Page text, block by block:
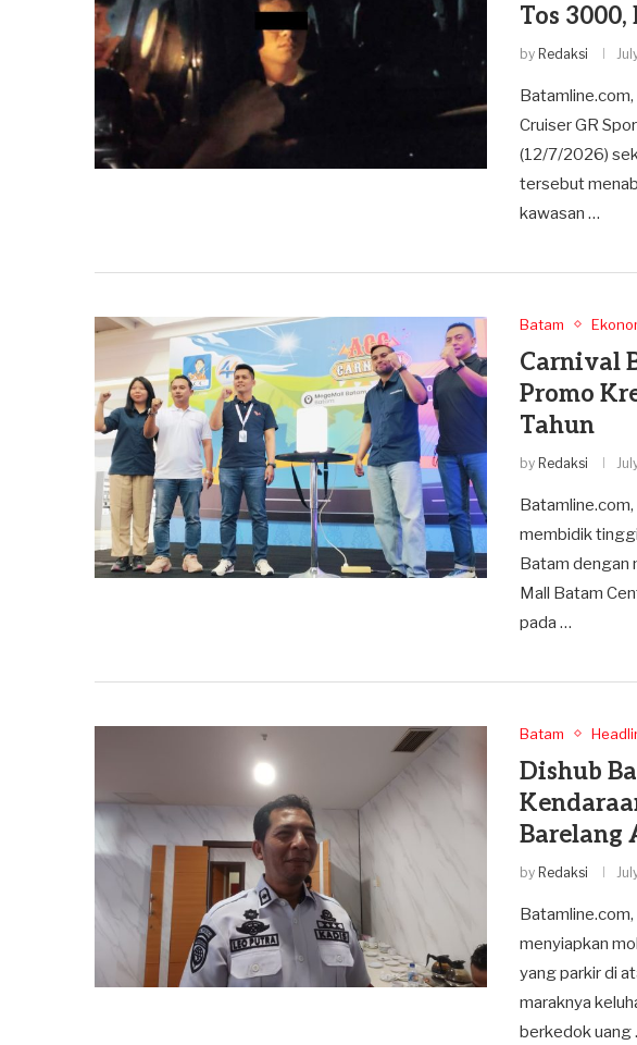
Tos
by Redaksi
Cruiser GR
(12/7/2026)
tersebut
kawasan …
Batam
Carnival
Promo
Tahun
by Redaksi
membidik
Batam dengan
Mall Batam
pada …
Batam
Dishub
Barelang
by Redaksi
menyiapkan
yang parkir di
maraknya
berkedok uang